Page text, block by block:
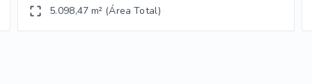
5.098,47 m² (Área Total)